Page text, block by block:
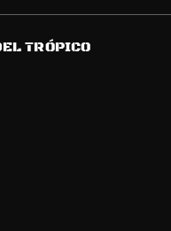
TRÓPICO